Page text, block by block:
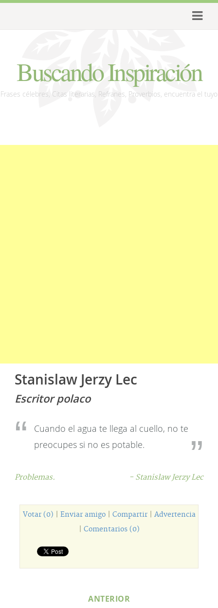
Buscando Inspiración
Frases célebres, Citas literarias, Refranes, Proverbios, encuentra el tuyo
Stanislaw Jerzy Lec
Escritor polaco
Cuando el agua te llega al cuello, no te
preocupes si no es potable.
Problemas. - Stanislaw Jerzy Lec
Votar (0) Enviar amigo| Compartir| Advertencia
Comentarios (0)
ANTERIOR